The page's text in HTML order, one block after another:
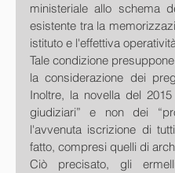
ministeriale allo schema
esistente tra la
istituto e l'effettiva
Tale condizione
la considerazione dei
Inoltre, la novella del
giudiziari” e non dei
l'avvenuta iscrizione di
fatto, compresi quelli di
Ciò precisato, gli